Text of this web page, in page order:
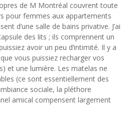
de M Montréal couvrent toute
pour femmes aux appartements
d’une salle de bains privative. J’ai
des lits ; ils comprennent un
avoir un peu d’intimité. Il y a
vous puissiez recharger vos
et une lumière. Les matelas ne
(ce sont essentiellement des
sociale, la pléthore
amical compensent largement